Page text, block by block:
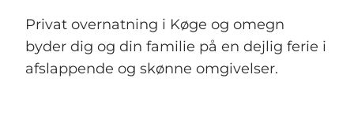
Overnatning
Outdoor
Privat overnatning i Køge og omegn
byder dig og din familie på en dejlig ferie i
afslappende og skønne omgivelser.